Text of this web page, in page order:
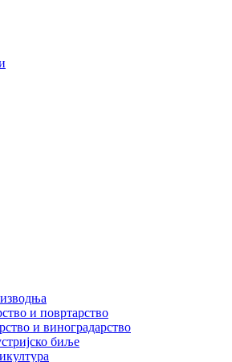
и повртарство
и виноградарство
биље